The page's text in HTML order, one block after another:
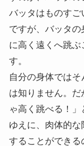
バッタはものすご
ですが、バッタ
に高く遠くへ跳
す。
自分の身体では
は知りません。
ゃ高く跳べる！」
ゆえに、肉体的
することができ